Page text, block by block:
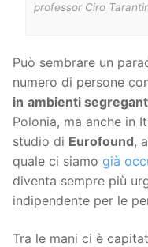
professor Ciro
Può sembrare un
numero di persone
in ambienti
Polonia, ma anche in
studio di Eurofound,
quale ci siamo già
diventa sempre più
indipendente per le
Tra le mani ci è